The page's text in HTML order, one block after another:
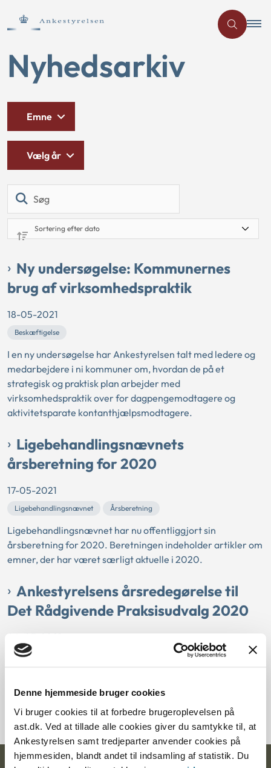
Denne hjemmeside bruger cookies
Vi bruger cookies til at forbedre brugeroplevelsen på
ast.dk. Ved at tillade alle cookies giver du samtykke til, at
Ankestyrelsen samt tredjeparter anvender cookies på
hjemmesiden, blandt andet til indsamling af statistik. Du
Nyhedsarkiv
Emne
Vælg år
Ny undersøgelse: Kommunernes
brug af virksomhedspraktik
18-05-2021
Beskæftigelse
I en ny undersøgelse har Ankestyrelsen talt med ledere og
medarbejdere i ni kommuner om, hvordan de på et
strategisk og praktisk plan arbejder med
virksomhedspraktik over for dagpengemodtagere og
aktivitetsparate kontanthjælpsmodtagere.
Ligebehandlingsnævnets
årsberetning for 2020
17-05-2021
Ligebehandlingsnævnet Årsberetning
Ligebehandlingsnævnet har nu offentliggjort sin
årsberetning for 2020. Beretningen indeholder artikler om
emner, der har været særligt aktuelle i 2020.
Ankestyrelsens årsredegørelse til
Det Rådgivende Praksisudvalg 2020
Ankestyrelsen
Redegørelse
Dette er Ankestyrelsens syvende årsredegørelse til Det
Rådgivende Praksisudvalg.